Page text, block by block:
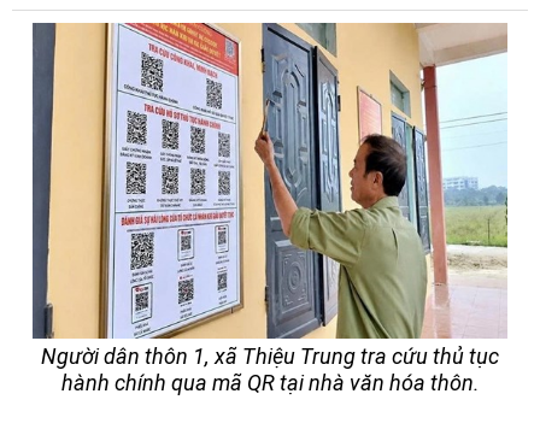
Người dân thôn 1, xã Thiệu Trung tra cứu thủ tục
hành chính qua mã QR tại nhà văn hóa thôn.